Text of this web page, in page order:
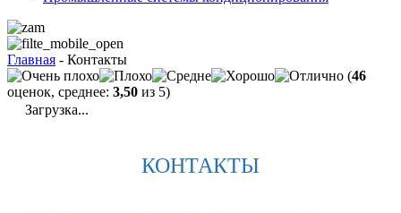
Главная - Контакты
(46
оценок, среднее: 3,50 из 5)
Загрузка...
КОНТАКТЫ